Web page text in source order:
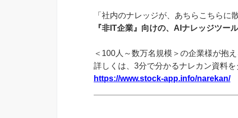
「社内のナレッジが、あちらこちらに
『非IT企業』向けの、AIナレッジツー
＜100人～数万名規模＞の企業様が抱
詳しくは、3分で分かるナレカン資料
https://www.stock-app.info/narekan/